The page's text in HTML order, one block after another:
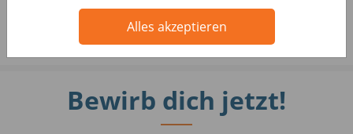
Alles akzeptieren
Bewirb dich jetzt!